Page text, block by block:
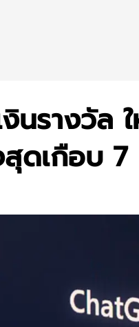
นรางวัล
ดเกือบ